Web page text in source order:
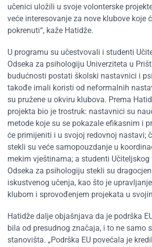
učenici uložili u svoje volonterske
veće interesovanje za nove klubove koje
pokrenuti“, kaže Hatidže.
U programu su učestvovali i studenti
Odseka za psihologiju Univerziteta u
budućnosti postati školski nastavnici i
takođe imali koristi od neformalnih
su pružene u okviru klubova. Prema
projekta bio je trostruk: nastavnici su
metode koje su se pokazale efikasnim i
će primijeniti i u svojoj redovnoj nastavi;
stekli su veće samopouzdanje u
mekim vještinama; a studenti
Odseka za psihologiju stekli su
iskustvenog učenja, kao što je
klubom i sprovođenjem projekata u
Hatidže dalje objašnjava da je podrška
bila od presudnog značaja, i to ne samo
stanovišta. „Podrška EU povećala je